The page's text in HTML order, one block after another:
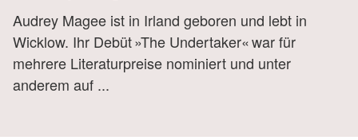
Audrey Magee ist in Irland geboren und lebt in
Wicklow. Ihr Debüt »The Undertaker« war für
mehrere Literaturpreise nominiert und unter
anderem auf ...